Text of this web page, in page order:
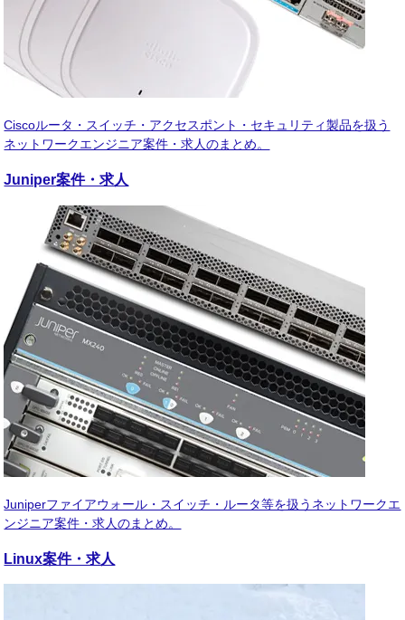
Ciscoルータ・スイッチ・アクセスポント・セキュリティ製品を扱う
ネットワークエンジニア案件・求人のまとめ。
Juniper案件・求人
Juniperファイアウォール・スイッチ・ルータ等を扱うネットワークエ
ンジニア案件・求人のまとめ。
Linux案件・求人